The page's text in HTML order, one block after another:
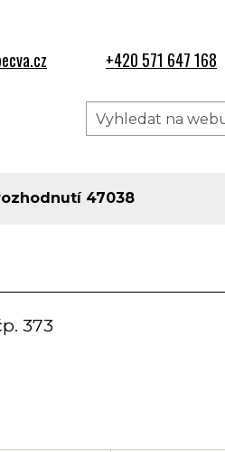
+420 571 647 168
47038
373